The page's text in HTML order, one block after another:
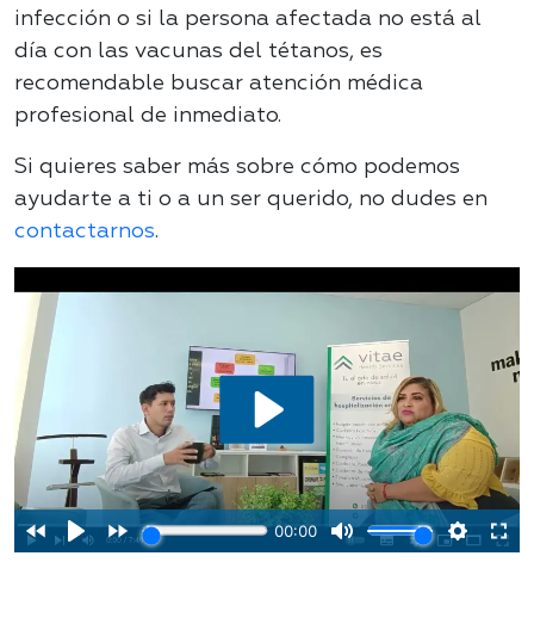
infección o si la persona afectada no está al
día con las vacunas del tétanos, es
recomendable buscar atención médica
profesional de inmediato.
Si quieres saber más sobre cómo podemos
ayudarte a ti o a un ser querido, no dudes en
contactarnos.